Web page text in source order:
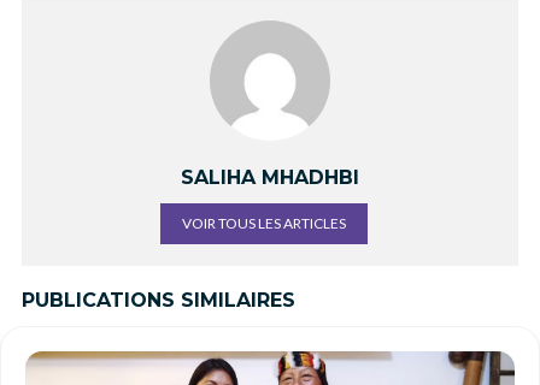
SALIHA MHADHBI
VOIR TOUS LES ARTICLES
PUBLICATIONS SIMILAIRES